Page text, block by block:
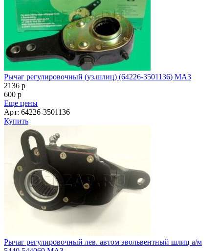
Рычаг регулировочный (уз.шлиц) (64226-3501136) МАЗ
2136 p
600 p
Еще цены
Арт: 64226-3501136
Купить
Рычаг регулировочный лев. автом эвольвентный шлиц а/м